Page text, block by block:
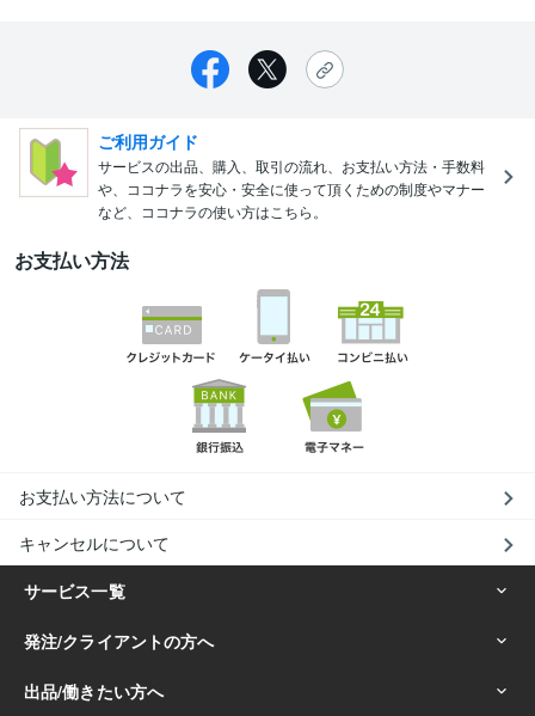
ご利用ガイド
サービスの出品、購入、取引の流れ、お支払い方法・手数料
や、ココナラを安心・安全に使って頂くための制度やマナー
など、ココナラの使い方はこちら。
お支払い方法
お支払い方法について
キャンセルについて